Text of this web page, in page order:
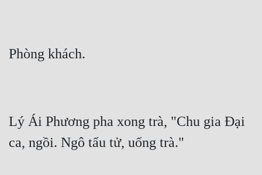
Phòng khách.
Lý Ái Phương pha xong trà, "Chu gia Đại
ca, ngồi. Ngô tẩu tử, uống trà."